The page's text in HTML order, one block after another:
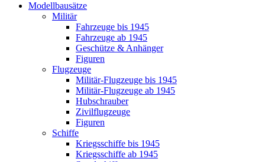
Modellbausätze
Militär
Fahrzeuge bis 1945
Fahrzeuge ab 1945
Geschütze & Anhänger
Figuren
Flugzeuge
Militär-Flugzeuge bis 1945
Militär-Flugzeuge ab 1945
Hubschrauber
Zivilflugzeuge
Figuren
Schiffe
Kriegsschiffe bis 1945
Kriegsschiffe ab 1945